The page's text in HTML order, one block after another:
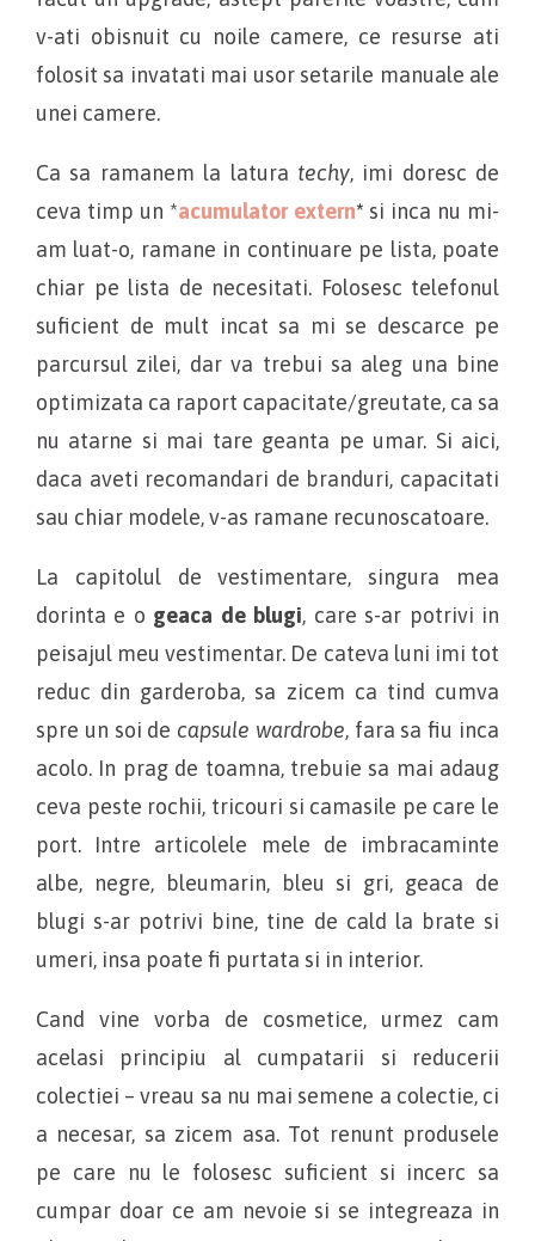
v-ati obisnuit cu noile camere, ce resurse ati
folosit sa invatati mai usor setarile manuale ale
unei camere.
Ca sa ramanem la latura techy, imi doresc de
ceva timp un *acumulator extern* si inca nu mi-
am luat-o, ramane in continuare pe lista, poate
chiar pe lista de necesitati. Folosesc telefonul
suficient de mult incat sa mi se descarce pe
parcursul zilei, dar va trebui sa aleg una bine
optimizata ca raport capacitate/greutate, ca sa
nu atarne si mai tare geanta pe umar. Si aici,
daca aveti recomandari de branduri, capacitati
sau chiar modele, v-as ramane recunoscatoare.
La capitolul de vestimentare, singura mea
dorinta e o geaca de blugi, care s-ar potrivi in
peisajul meu vestimentar. De cateva luni imi tot
reduc din garderoba, sa zicem ca tind cumva
spre un soi de capsule wardrobe, fara sa fiu inca
acolo. In prag de toamna, trebuie sa mai adaug
ceva peste rochii, tricouri si camasile pe care le
port. Intre articolele mele de imbracaminte
albe, negre, bleumarin, bleu si gri, geaca de
blugi s-ar potrivi bine, tine de cald la brate si
umeri, insa poate fi purtata si in interior.
Cand vine vorba de cosmetice, urmez cam
acelasi principiu al cumpatarii si reducerii
colectiei – vreau sa nu mai semene a colectie, ci
a necesar, sa zicem asa. Tot renunt produsele
pe care nu le folosesc suficient si incerc sa
cumpar doar ce am nevoie si se integreaza in